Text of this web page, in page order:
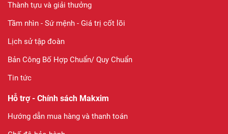
Thành tựu và giải thưởng
Tầm nhìn - Sứ mệnh - Giá trị cốt lõi
Lịch sử tập đoàn
Bản Công Bố Hợp Chuẩn/ Quy Chuẩn
Tin tức
Hỗ trợ - Chính sách Makxim
Hướng dẫn mua hàng và thanh toán